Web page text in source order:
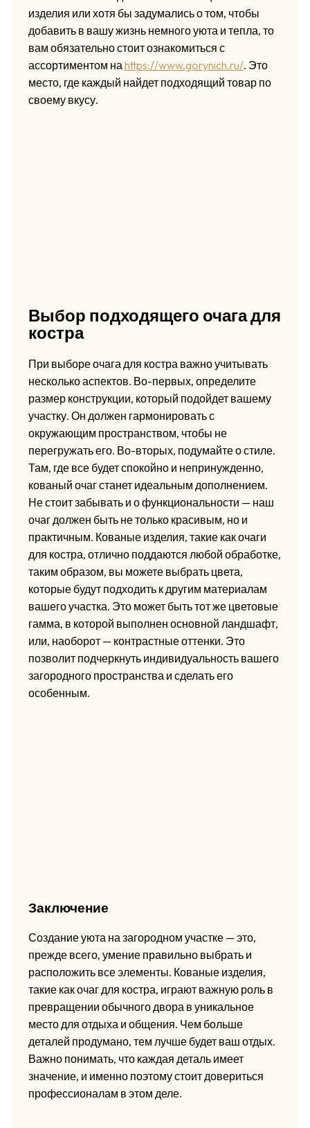
изделия или хотя бы задумались о том, чтобы
добавить в вашу жизнь немного уюта и тепла, то
вам обязательно стоит ознакомиться с
ассортиментом наhttps://www.gorynich.ru/. Это
место, где каждый найдет подходящий товар по
своему вкусу.
Выбор подходящего очага для
костра
При выборе очага для костра важно учитывать
несколько аспектов. Во-первых, определите
размер конструкции, который подойдет вашему
участку. Он должен гармонировать с
окружающим пространством, чтобы не
перегружать его. Во-вторых, подумайте о стиле.
Там, где все будет спокойно и непринужденно,
кованый очаг станет идеальным дополнением.
Не стоит забывать и о функциональности — наш
очаг должен быть не только красивым, но и
практичным. Кованые изделия, такие как очаги
для костра, отлично поддаются любой обработке,
таким образом, вы можете выбрать цвета,
которые будут подходить к другим материалам
вашего участка. Это может быть тот же цветовые
гамма, в которой выполнен основной ландшафт,
или, наоборот — контрастные оттенки. Это
позволит подчеркнуть индивидуальность вашего
загородного пространства и сделать его
особенным.
Заключение
Создание уюта на загородном участке — это,
прежде всего, умение правильно выбрать и
расположить все элементы. Кованые изделия,
такие как очаг для костра, играют важную роль в
превращении обычного двора в уникальное
место для отдыха и общения. Чем больше
деталей продумано, тем лучше будет ваш отдых.
Важно понимать, что каждая деталь имеет
значение, и именно поэтому стоит довериться
профессионалам в этом деле.